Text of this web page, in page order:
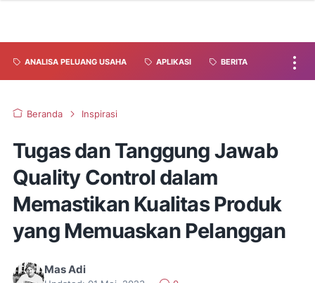
ANALISA PELUANG USAHA APLIKASI BERITA
Beranda Inspirasi
Tugas dan Tanggung Jawab
Quality Control dalam
Memastikan Kualitas Produk
yang Memuaskan Pelanggan
Mas Adi